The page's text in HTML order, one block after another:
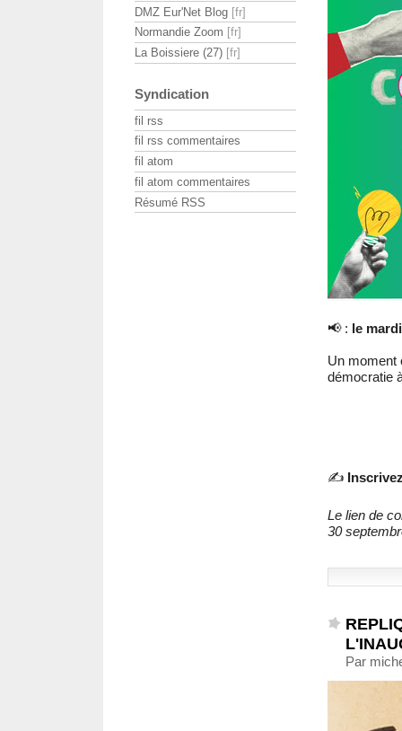
📢 : le
Un moment
démocratie
✍️
Le lien de
30
Par
DMZ Eur'Net Blog
Normandie Zoom
La Boissiere (27)
Syndication
fil rss
fil rss commentaires
fil atom
fil atom commentaires
Résumé RSS